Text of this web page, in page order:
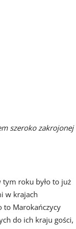
szeroko zakrojonej
roku było to już
w krajach
to Marokańczycy
do ich kraju gości,